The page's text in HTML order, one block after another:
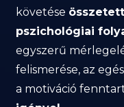
követése
pszichológiai
egyszerű
felismerése, az
a motiváció